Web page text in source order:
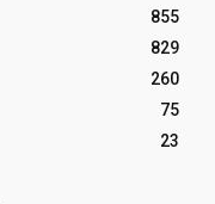
855
829
260
75
23